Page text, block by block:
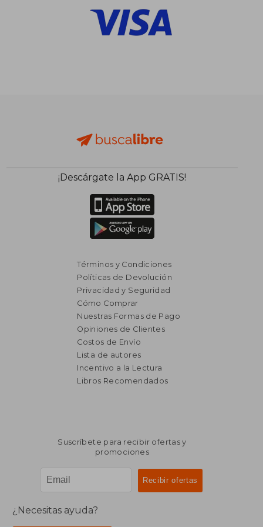
¡Descárgate la App GRATIS!
Términos y Condiciones
Políticas de Devolución
Privacidad y Seguridad
Cómo Comprar
Nuestras Formas de Pago
Opiniones de Clientes
Costos de Envío
Lista de autores
Incentivo a la Lectura
Libros Recomendados
Suscríbete para recibir ofertas y
promociones
¿Necesitas ayuda?